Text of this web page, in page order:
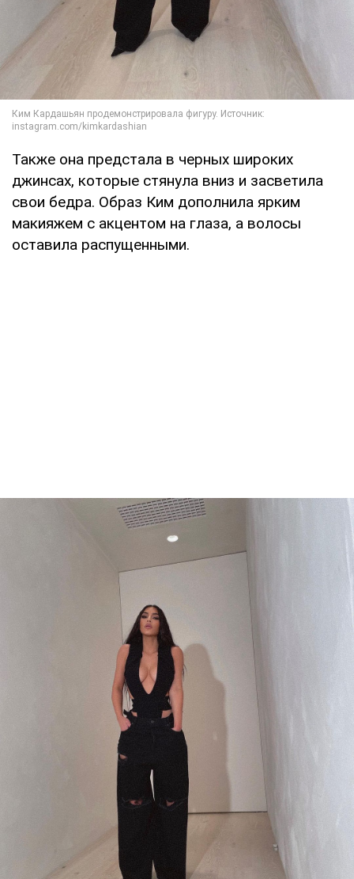
Также она предстала в черных широких
джинсах, которые стянула вниз и засветила
свои бедра. Образ Ким дополнила ярким
макияжем с акцентом на глаза, а волосы
оставила распущенными.